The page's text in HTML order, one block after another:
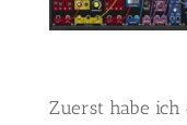
Zuerst habe ich